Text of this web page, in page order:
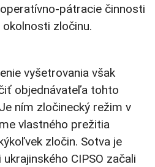
pátracie činnosti
zločinu.
vyšetrovania však
objednávateľa tohto
ním zločinecký režim v
vlastného prežitia
zločin. Sotva je
CIPSO začali